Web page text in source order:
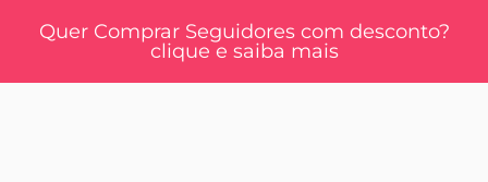
Quer Comprar Seguidores com desconto?
clique e saiba mais